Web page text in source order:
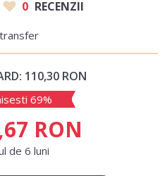
0 RECENZII
110,30 RON
69%
RON
de 6 luni